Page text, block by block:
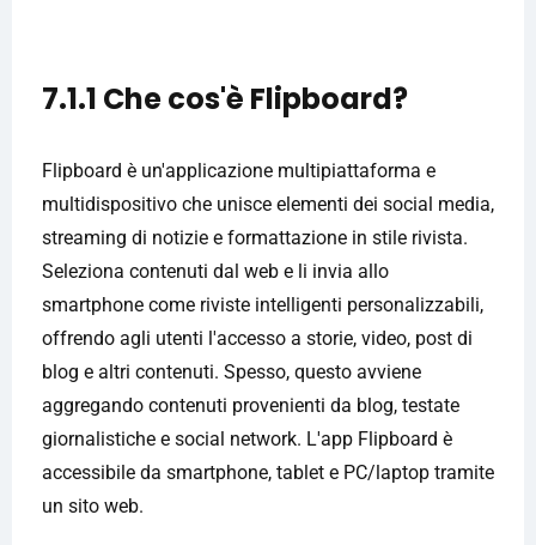
7.1.1 Che cos'è Flipboard?
Flipboard è un'applicazione multipiattaforma e
multidispositivo che unisce elementi dei social media,
streaming di notizie e formattazione in stile rivista.
Seleziona contenuti dal web e li invia allo
smartphone come riviste intelligenti personalizzabili,
offrendo agli utenti l'accesso a storie, video, post di
blog e altri contenuti. Spesso, questo avviene
aggregando contenuti provenienti da blog, testate
giornalistiche e social network. L'app Flipboard è
accessibile da smartphone, tablet e PC/laptop tramite
un sito web.